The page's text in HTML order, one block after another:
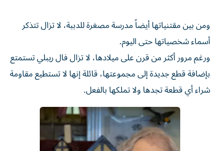
ومن بين مقتنياتها أيضاً مدرسة مصغرة للدببة، لا تزال تتذكر
أسماء شخصياتها حتى اليوم.
ورغم مرور أكثر من قرن على ميلادها، لا تزال فال ريبلي تستمتع
بإضافة قطع جديدة إلى مجموعتها، قائلة إنها لا تستطيع مقاومة
شراء أي قطعة تجدها ولا تملكها بالفعل.